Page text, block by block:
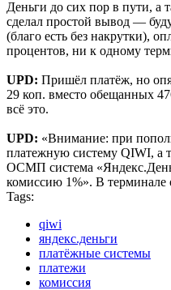
Деньги до сих пор в пути, а
сделал простой вывод —
(благо есть без накрутки),
процентов, ни к одному
UPD: Пришёл платёж, но
29 коп. вместо обещанных
всё это.
UPD: «Внимание: при
платежную систему QIWI, а
ОСМП система
комиссию 1%». В терминале
Tags:
qiwi
яндекс.деньги
платёжные системы
платежи
комиссия